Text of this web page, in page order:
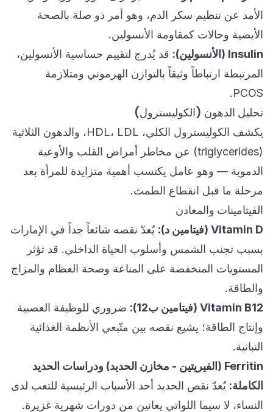
الأمد عن تنظيم سكر الدم، وهو أمر ذو صلة بالصحة
الأيضية وحالات كمقاومة الأنسولين.
Insulin (الأنسولين):
قد يُدرج لتقييم حساسية الأنسولين،
المرتبطة ارتباطاً وثيقاً بالتوازن الهرموني ومتلازمة
PCOS.
تحليل الدهون (الكوليسترول)
يكشف الكوليسترول الكلي، HDL، LDL، والدهون الثلاثية
(triglycerides) عن مخاطر أمراض القلب والأوعية
الدموية — وهو عامل يكتسب أهمية متزايدة للمرأة بعد
مرحلة ما قبل انقطاع الطمث.
الفيتامينات والمعادن
Vitamin D (فيتامين د):
يُعدّ نقصه شائعاً جداً في الإمارات
بسبب تجنب الشمس وأسلوب الحياة الداخلي. قد تؤثر
المستويات المنخفضة على المناعة وصحة العظام والمزاج
والطاقة.
Vitamin B12 (فيتامين ب12):
ضروري للوظيفة العصبية
وإنتاج الطاقة؛ يشيع نقصه بين متّبعي الأنظمة الغذائية
النباتية.
Ferritin (الفيريتين - مخازن الحديد) ودراسات الحديد
الكاملة: يُعدّ نقص الحديد أحد الأسباب الرئيسية للتعب لدى
النساء، لا سيما اللواتي يعانين من دورات شهرية غزيرة.